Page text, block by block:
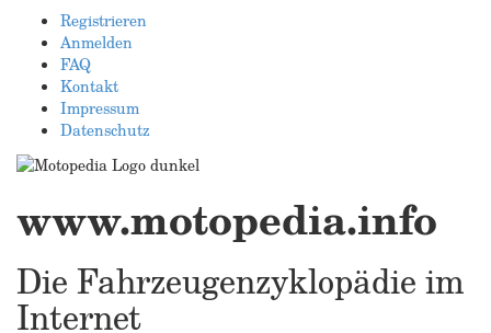
Registrieren
Anmelden
FAQ
Kontakt
Impressum
Datenschutz
www.motopedia.info
Die Fahrzeugenzyklopädie im
Internet